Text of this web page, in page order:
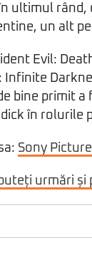
ultimul rând,
un alt
Evil:
Infinite
bine primit a
în rolurile
Sony
urmări și